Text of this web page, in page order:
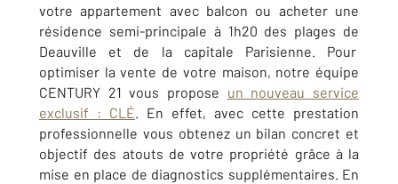
votre appartement avec balcon ou acheter une
résidence semi-principale à 1h20 des plages de
Deauville et de la capitale Parisienne. Pour
optimiser la vente de votre maison, notre équipe
CENTURY 21 vous propose un nouveau service
exclusif : CLÉ. En effet, avec cette prestation
professionnelle vous obtenez un bilan concret et
objectif des atouts de votre propriété grâce à la
mise en place de diagnostics supplémentaires. En